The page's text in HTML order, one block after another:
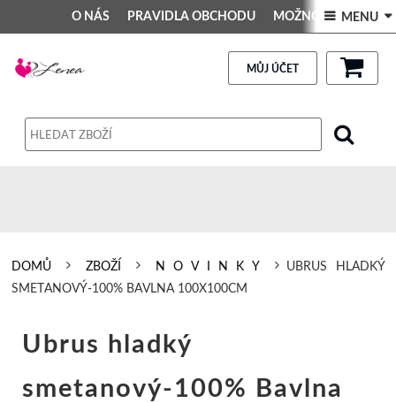
O NÁS PRAVIDLA OBCHODU MOŽNOSTI PLATBY
DEKORACE DO INTERIÉRU Kontakt GALERIE
 MENU 
MŮJ ÚČET
DOMŮ ZBOŽÍ N O V I N K Y
UBRUS HLADKÝ
SMETANOVÝ-100% BAVLNA 100X100CM
Ubrus hladký
smetanový-100% Bavlna